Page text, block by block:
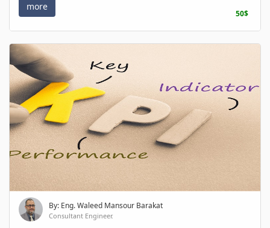
more
50$
By: Eng. Waleed Mansour Barakat
Consultant Engineer.